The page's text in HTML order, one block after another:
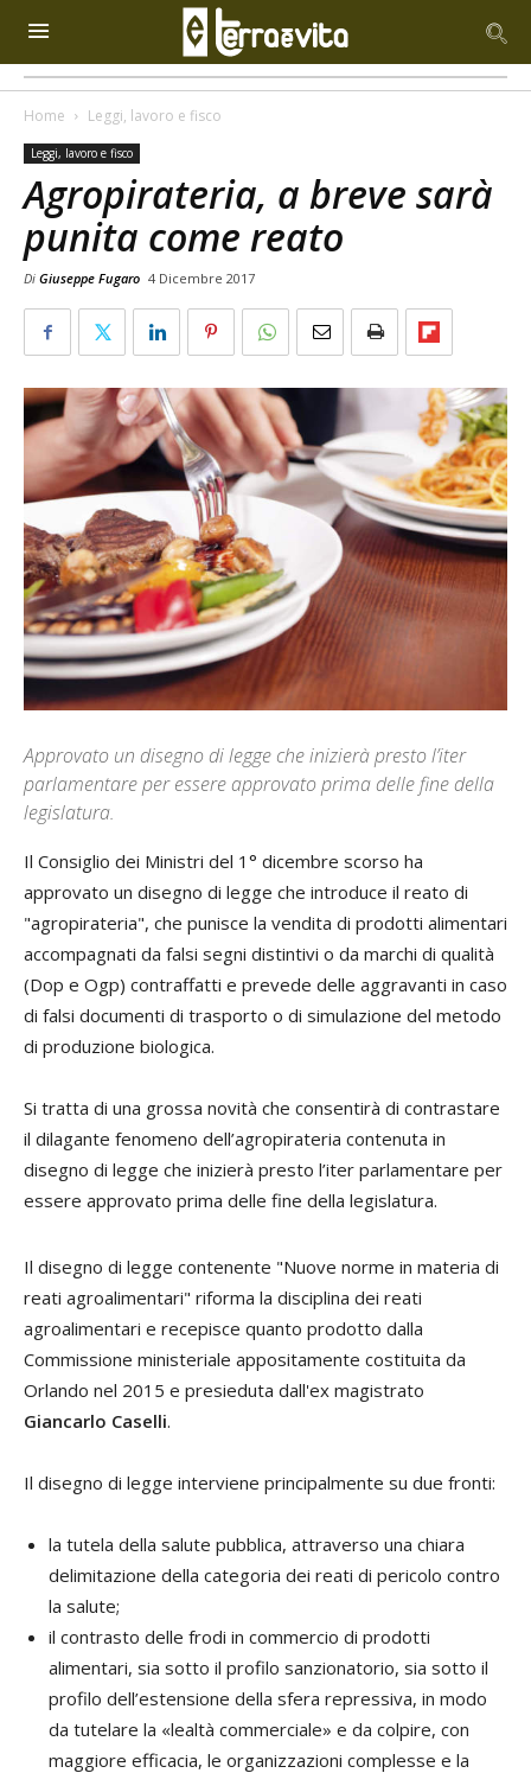
Home Leggi, lavoro e fisco
Leggi, lavoro e fisco
Agropirateria, a breve sarà
punita come reato
Di Giuseppe Fugaro 4 Dicembre 2017
Approvato un disegno di legge che inizierà presto l’iter
parlamentare per essere approvato prima delle fine della
legislatura.
Il Consiglio dei Ministri del 1° dicembre scorso ha
approvato un disegno di legge che introduce il reato di
"agropirateria", che punisce la vendita di prodotti alimentari
accompagnati da falsi segni distintivi o da marchi di qualità
(Dop e Ogp) contraffatti e prevede delle aggravanti in caso
di falsi documenti di trasporto o di simulazione del metodo
di produzione biologica.
Si tratta di una grossa novità che consentirà di contrastare
il dilagante fenomeno dell’agropirateria contenuta in
disegno di legge che inizierà presto l’iter parlamentare per
essere approvato prima delle fine della legislatura.
Il disegno di legge contenente "Nuove norme in materia di
reati agroalimentari" riforma la disciplina dei reati
agroalimentari e recepisce quanto prodotto dalla
Commissione ministeriale appositamente costituita da
Orlando nel 2015 e presieduta dall'ex magistrato
Giancarlo Caselli.
Il disegno di legge interviene principalmente su due fronti:
la tutela della salute pubblica, attraverso una chiara
delimitazione della categoria dei reati di pericolo contro
la salute;
il contrasto delle frodi in commercio di prodotti
alimentari, sia sotto il profilo sanzionatorio, sia sotto il
profilo dell’estensione della sfera repressiva, in modo
da tutelare la «lealtà commerciale» e da colpire, con
maggiore efficacia, le organizzazioni complesse e la